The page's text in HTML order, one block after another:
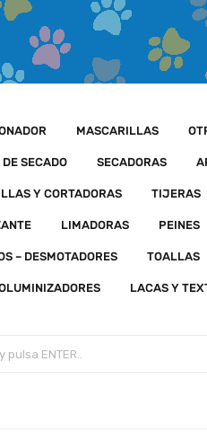
MASCARILLAS
SECADO SECADORAS
Y CORTADORAS TIJERAS
LIMADORAS PEINES
– DESMOTADORES TOALLAS
LACAS Y